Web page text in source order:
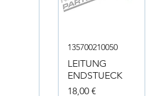
135700210050
LEITUNG
ENDSTUECK
Prix
18,00 €